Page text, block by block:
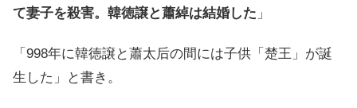
て妻子を殺害。韓徳譲と蕭綽は結婚した 」
「998年に韓徳譲と蕭太后の間には子供「楚王」が誕
生した」と書き。